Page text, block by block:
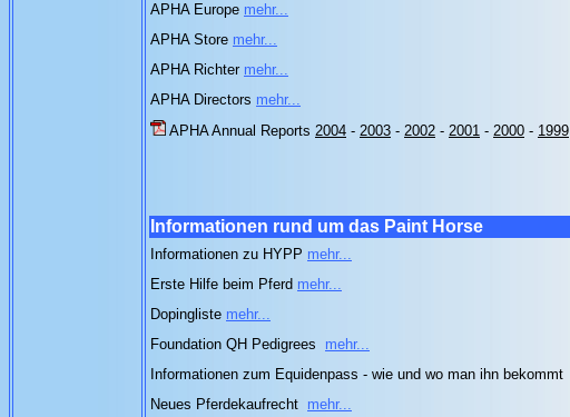
APHA Europe mehr...
APHA Store mehr...
APHA Richter mehr...
APHA Directors mehr...
APHA Annual Reports 2004 - 2003 - 2002 - 2001 - 2000 - 1999
Informationen rund um das Paint Horse
Informationen zu HYPP mehr...
Erste Hilfe beim Pferd mehr...
Dopingliste mehr...
Foundation QH Pedigrees
mehr...
Informationen zum Equidenpass - wie und wo man ihn bekommt
Neues Pferdekaufrecht mehr...